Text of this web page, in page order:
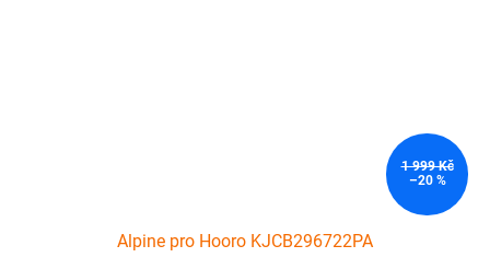
1 999 Kč
–20 %
Alpine pro Hooro KJCB296722PA